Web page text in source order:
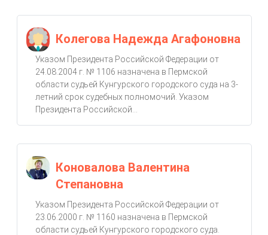
Колегова Надежда Агафоновна
Указом Президента Российской Федерации от
24.08.2004 г. № 1106 назначена в Пермской
области судьей Кунгурского городского суда на 3-
летний срок судебных полномочий. Указом
Президента Российской...
Коновалова Валентина
Степановна
Указом Президента Российской Федерации от
23.06.2000 г. № 1160 назначена в Пермской
области судьей Кунгурского городского суда.